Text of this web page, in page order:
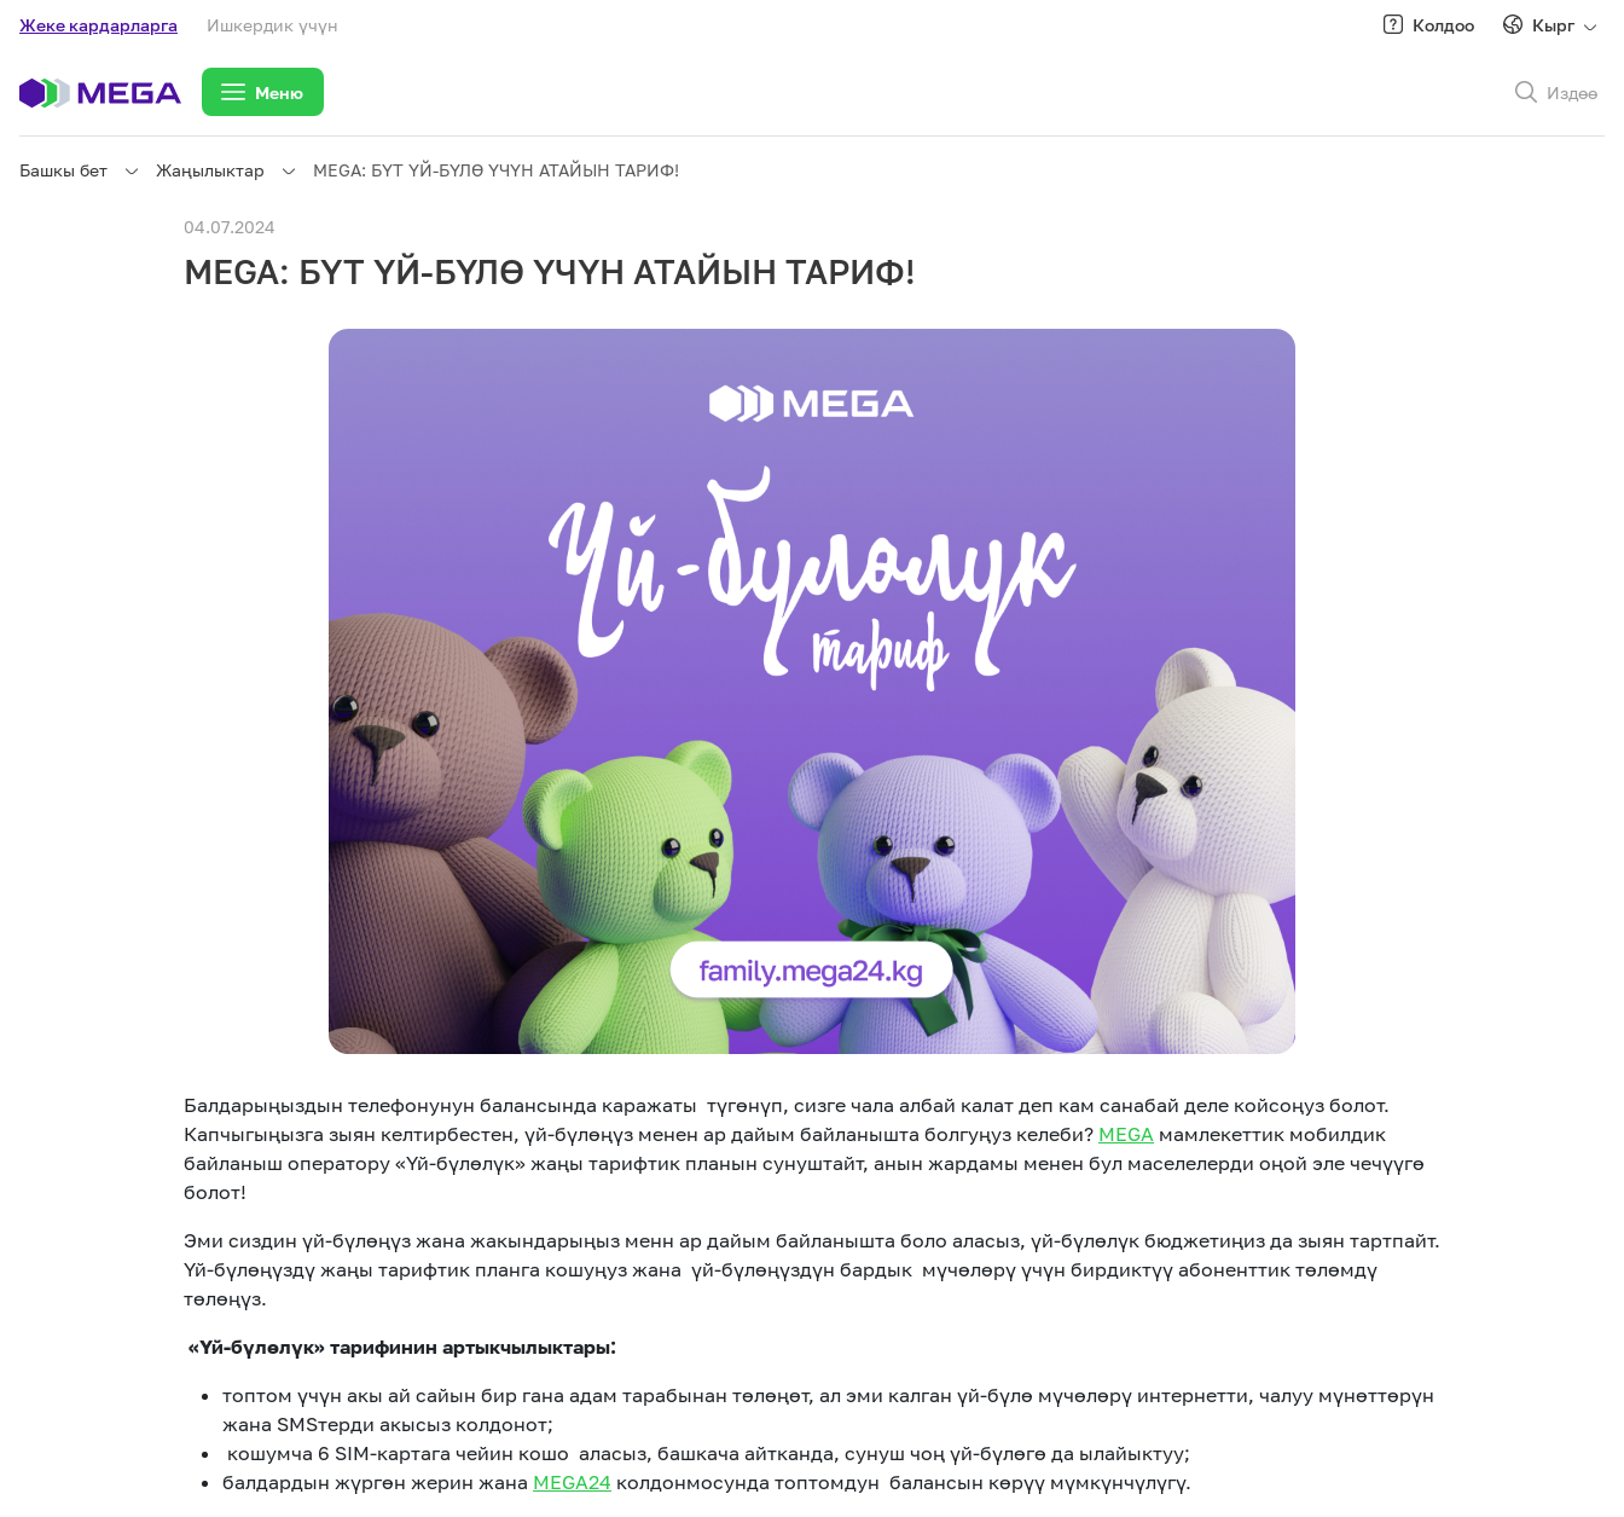
Жеке кардарларга Ишкердик үчүн Колдоо Кырг
Меню Издөө
Жеке кардарларга
M2M
Көңүл ачуучу Соц. тармактар
Номерди тандоо SIM жеткирүү
Жаңылыктар MEGAда иште
Офис картасы жана каптоо MegaPay
Башкы бет Жаңылыктар MEGA: БҮТ ҮЙ-БҮЛӨ ҮЧҮН АТАЙЫН ТАРИФ!
04.07.2024
MEGA: БҮТ ҮЙ-БҮЛӨ ҮЧҮН АТАЙЫН ТАРИФ!
Балдарыңыздын телефонунун балансында каражаты түгөнүп, сизге чала албай калат деп кам санабай деле койсоңуз болот.
Капчыгыңызга зыян келтирбестен, үй-бүлөңүз менен ар дайым байланышта болгуңуз келеби? MEGA мамлекеттик мобилдик
байланыш оператору «Үй-бүлөлүк» жаңы тарифтик планын сунуштайт, анын жардамы менен бул маселелерди оңой эле чечүүгө
болот!
Эми сиздин үй-бүлөңүз жана жакындарыңыз менн ар дайым байланышта боло аласыз, үй-бүлөлүк бюджетиңиз да зыян тартпайт.
Үй-бүлөңүздү жаңы тарифтик планга кошуңуз жана үй-бүлөңүздүн бардык мүчөлөрү үчүн бирдиктүү абоненттик төлөмдү
төлөңүз.
«Үй-бүлөлүк» тарифинин артыкчылыктары:
топтом үчүн акы ай сайын бир гана адам тарабынан төлөңөт, ал эми калган үй-бүлө мүчөлөрү интернетти, чалуу мүнөттөрүн
жана SMSтерди акысыз колдонот;
кошумча 6 SIM-картага чейин кошо аласыз, башкача айтканда, сунуш чоң үй-бүлөгө да ылайыктуу;
балдардын жүргөн жерин жана MEGA24 колдонмосунда топтомдун балансын көрүү мүмкүнчүлүгү.